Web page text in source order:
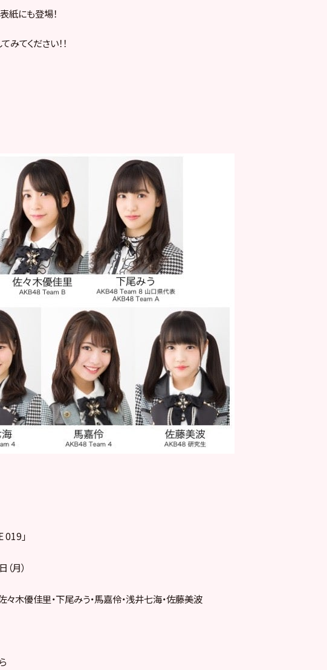
紙にも登場！
みてください！！
019」
月）
々木優佳里・下尾みう・馬嘉伶・浅井七海・佐藤美波